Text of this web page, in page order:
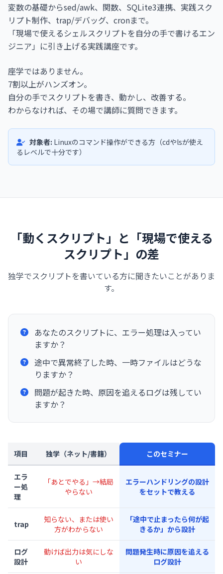
変数の基礎からsed/awk、関数、SQLite3連携、実践スク
リプト制作、trap/デバッグ、cronまで。
「現場で使えるシェルスクリプトを自分の手で書けるエン
ジニア」に引き上げる実践講座です。
座学ではありません。
7割以上がハンズオン。
自分の手でスクリプトを書き、動かし、改善する。
わからなければ、その場で講師に質問できます。
対象者: Linuxのコマンド操作ができる方（cdやlsが使え
るレベルで十分です）
「動くスクリプト」と「現場で使える
スクリプト」の差
独学でスクリプトを書いている方に聞きたいことがありま
す。
あなたのスクリプトに、エラー処理は入ってい
ますか？
途中で異常終了した時、一時ファイルはどうな
りますか？
問題が起きた時、原因を追えるログは残してい
ますか？
項目 独学（ネット/書籍） このセミナー
エラ
ー処
理
「あとでやる」→結局
やらない
エラーハンドリングの設計
をセットで教える
trap
知らない、または使い
方がわからない
「途中で止まったら何が起
きるか」から設計
ログ
設計
動けば出力は気にしな
い
問題発生時に原因を追える
ログ設計